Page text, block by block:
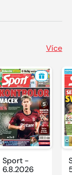
Více
Sport -
6.8.2026